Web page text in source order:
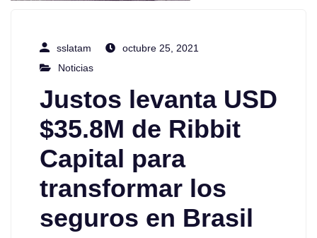
sslatam
octubre 25, 2021
Noticias
Justos levanta USD
$35.8M de Ribbit
Capital para
transformar los
seguros en Brasil